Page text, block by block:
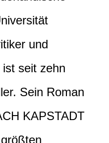
und
seit zehn
Sein Roman
KAPSTADT